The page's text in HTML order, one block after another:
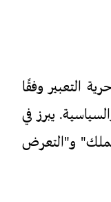
انتهاكًا صريحًا لحقوق حرية التعبير وفقًا
المدنية والسياسية. يبرز في
تجرّم "النقد الموجه للملك" و"التعرض